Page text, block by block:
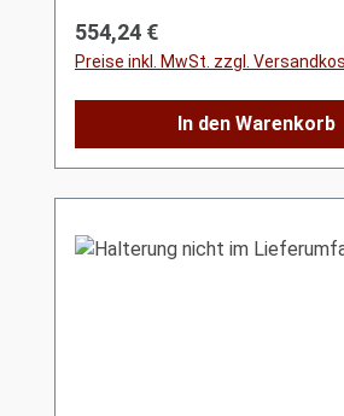
Regulärer Preis:
554,24 €
Preise inkl. MwSt. zzgl.
In den Warenkorb